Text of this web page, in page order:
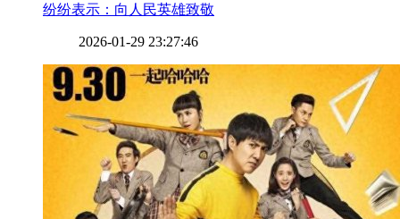
纷纷表示：向人民英雄致敬
2026-01-29 23:27:46